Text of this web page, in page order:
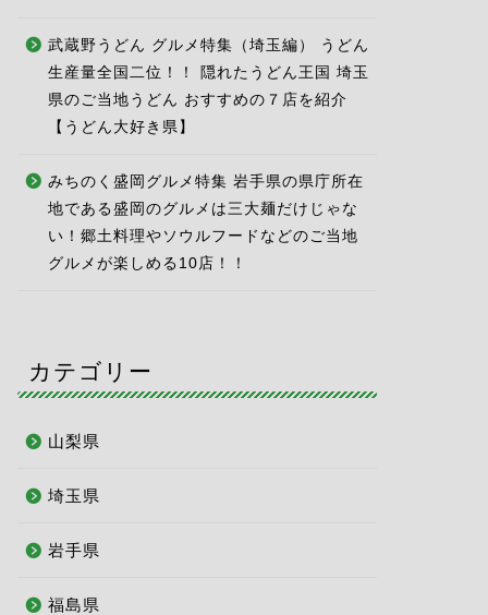
武蔵野うどん グルメ特集（埼玉編） うどん
生産量全国二位！！ 隠れたうどん王国 埼玉
県のご当地うどん おすすめの７店を紹介
【うどん大好き県】
みちのく盛岡グルメ特集 岩手県の県庁所在
地である盛岡のグルメは三大麺だけじゃな
い！郷土料理やソウルフードなどのご当地
グルメが楽しめる10店！！
カテゴリー
山梨県
埼玉県
岩手県
福島県